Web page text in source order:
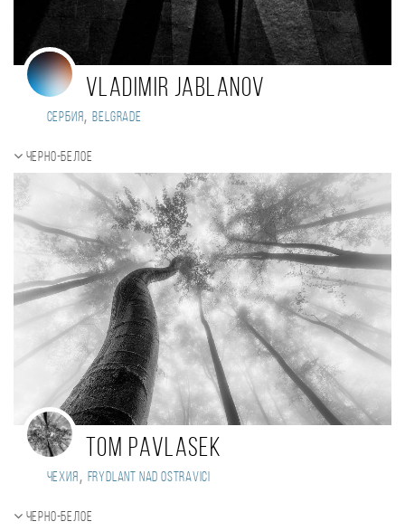
Vladimir Jablanov
Сербия, Belgrade
Черно-белое
Tom Pavlasek
Чехия , Frydlant nad Ostravici
Черно-белое